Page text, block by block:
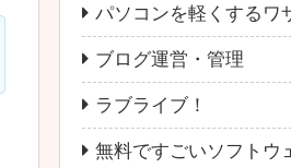
パソコンを軽くするワ
ブログ運営・管理
ラブライブ！
無料ですごいソフトウ